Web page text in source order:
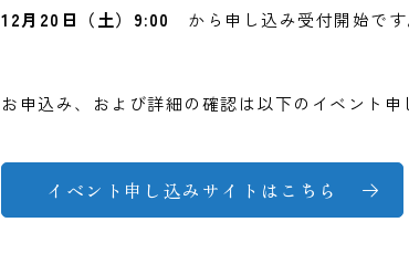
12月20日（土）9:00 から申し込み受付開始です
お申込み、および詳細の確認は以下のイベント申
イベント申し込みサイトはこちら